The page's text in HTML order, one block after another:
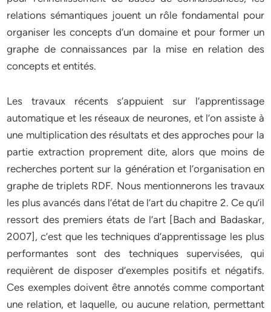
relations sémantiques jouent un rôle fondamental pour
organiser les concepts d’un domaine et pour former un
graphe de connaissances par la mise en relation des
concepts et entités.
Les travaux récents s’appuient sur l’apprentissage
automatique et les réseaux de neurones, et l’on assiste à
une multiplication des résultats et des approches pour la
partie extraction proprement dite, alors que moins de
recherches portent sur la génération et l’organisation en
graphe de triplets RDF. Nous mentionnerons les travaux
les plus avancés dans l’état de l’art du chapitre 2. Ce qu’il
ressort des premiers états de l’art [Bach and Badaskar,
2007], c’est que les techniques d’apprentissage les plus
performantes sont des techniques supervisées, qui
requièrent de disposer d’exemples positifs et négatifs.
Ces exemples doivent être annotés comme comportant
une relation, et laquelle, ou aucune relation, permettant